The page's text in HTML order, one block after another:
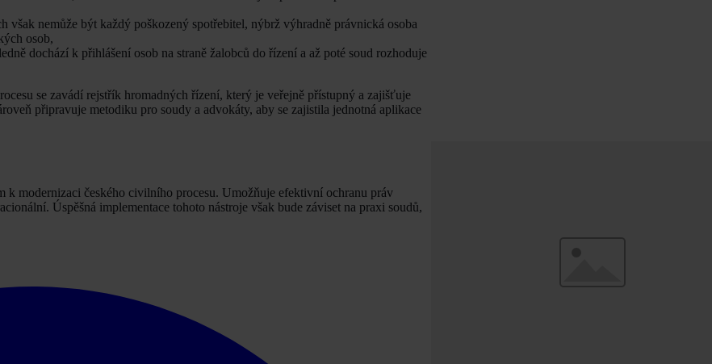
nemůže být každý poškozený spotřebitel, nýbrž výhradně právnická osoba
osob,
dochází k přihlášení osob na straně žalobců do řízení a až poté soud rozhoduje
se zavádí rejstřík hromadných řízení, který je veřejně přístupný a zajišťuje
připravuje metodiku pro soudy a advokáty, aby se zajistila jednotná aplikace
modernizaci českého civilního procesu. Umožňuje efektivní ochranu práv
Úspěšná implementace tohoto nástroje však bude záviset na praxi soudů,